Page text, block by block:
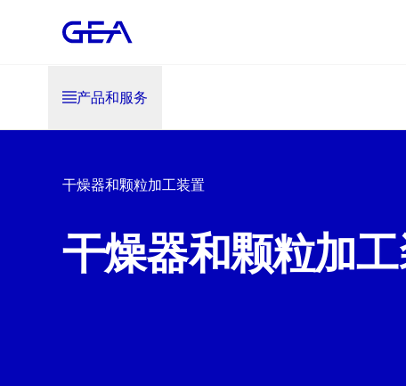
产品和服务
干燥器和颗粒加工装置
干燥器和颗粒加